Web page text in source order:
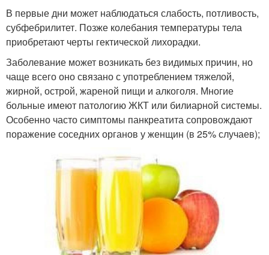
В первые дни может наблюдаться слабость, потливость,
субфебрилитет. Позже колебания температуры тела
приобретают черты гектической лихорадки.
Заболевание может возникать без видимых причин, но
чаще всего оно связано с употреблением тяжелой,
жирной, острой, жареной пищи и алкоголя. Многие
больные имеют патологию ЖКТ или билиарной системы.
Особенно часто симптомы панкреатита сопровождают
поражение соседних органов у женщин (в 25% случаев);